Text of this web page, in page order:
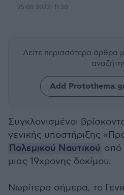
25.08.2022, 11:30
Δείτε περισσότερα άρθρα
Add
Συγκλονισμένοι
γενικής υποστήριξης
Πολεμικού Ναυτικού από
μιας 19χρονης δοκίμου.
Νωρίτερα σήμερα, το